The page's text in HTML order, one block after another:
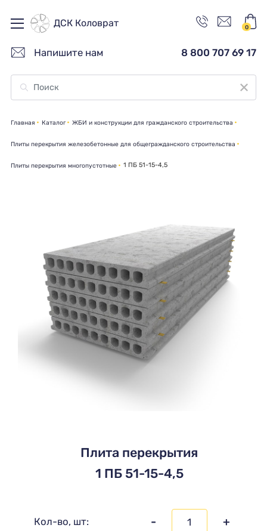
ДСК Коловрат 0
Напишите нам 8 800 707 69 17
Главная Каталог ЖБИ и конструкции для гражданского строительства
Плиты перекрытия железобетонные для общегражданского строительства
Плиты перекрытия многопустотные 1 ПБ 51-15-4,5
Плита перекрытия
1 ПБ 51-15-4,5
Кол-во, шт: - +